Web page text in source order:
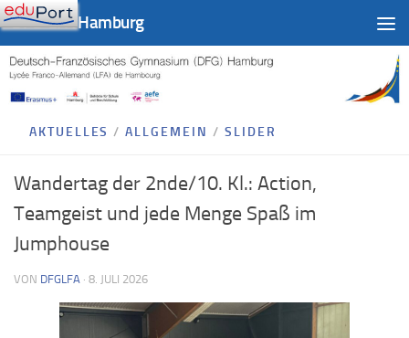
Zum Inhalt springen
DFG-LFA Hamburg
AKTUELLES / ALLGEMEIN / SLIDER
Wandertag der 2nde/10. Kl.: Action,
Teamgeist und jede Menge Spaß im
Jumphouse
VON DFGLFA · 8. JULI 2026